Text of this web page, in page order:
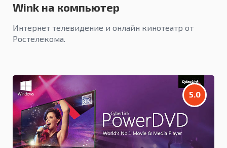
Wink на компьютер
Интернет телевидение и онлайн кинотеатр от
Ростелекома.
5.0